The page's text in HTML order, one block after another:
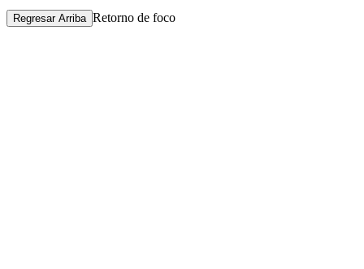
Regresar Arriba Retorno de foco